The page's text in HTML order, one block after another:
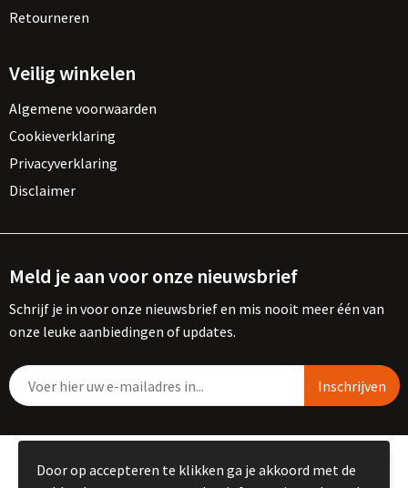
Retourneren
Veilig winkelen
Algemene voorwaarden
Cookieverklaring
Privacyverklaring
Disclaimer
Meld je aan voor onze nieuwsbrief
Schrijf je in voor onze nieuwsbrief en mis nooit meer één van
onze leuke aanbiedingen of updates.
© Copyright Kemme B.V. 2023
Door op accepteren te klikken ga je akkoord met de